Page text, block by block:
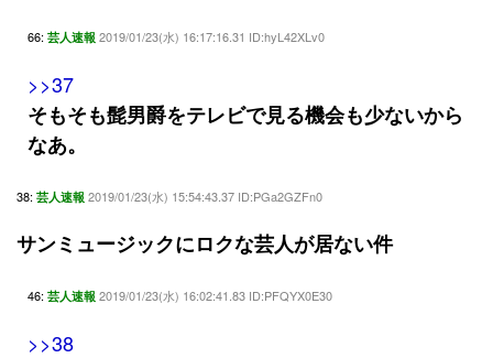
66: 芸人速報 2019/01/23(水) 16:17:16.31 ID:hyL42XLv0
>>37
そもそも髭男爵をテレビで見る機会も少ないから
なあ。
38: 芸人速報 2019/01/23(水) 15:54:43.37 ID:PGa2GZFn0
サンミュージックにロクな芸人が居ない件
46: 芸人速報 2019/01/23(水) 16:02:41.83 ID:PFQYX0E30
>>38